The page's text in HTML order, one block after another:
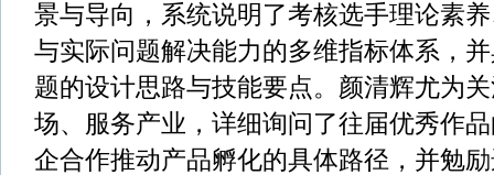
景与导向，系统说明了考核选手理论素
与实际问题解决能力的多维指标体系，
题的设计思路与技能要点。颜清辉尤为
场、服务产业，详细询问了往届优秀作
企合作推动产品孵化的具体路径，并勉